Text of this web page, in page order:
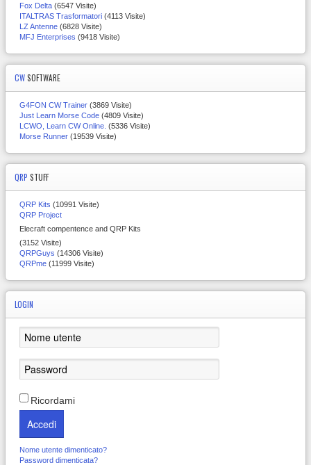
Fox Delta (6547 Visite)
ITALTRAS Trasformatori (4113 Visite)
LZ Antenne (6828 Visite)
MFJ Enterprises (9418 Visite)
CWSOFTWARE
G4FON CW Trainer (3869 Visite)
Just Learn Morse Code (4809 Visite)
LCWO, Learn CW Online. (5336 Visite)
Morse Runner (19539 Visite)
QRP STUFF
QRP Kits (10991 Visite)
QRP Project
Elecraft compentence and QRP Kits
(3152 Visite)
QRPGuys (14306 Visite)
QRPme (11999 Visite)
LOGIN
Ricordami
Accedi
Nome utente dimenticato?
Password dimenticata?